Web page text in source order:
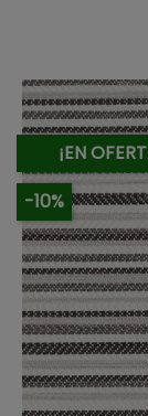
¡EN
-10%